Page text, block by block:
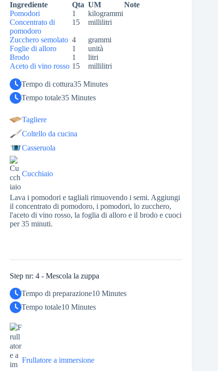
Ingrediente
Qta UM
Note
Pomodori
1
kilogrammi
Concentrato di
pomodoro
15 millilitri
Zucchero semolato 4
grammi
Foglie di alloro
1
unità
Brodo
1
litri
Aceto di vino rosso 15 millilitri
Tempo di cottura35 Minutes
Tempo totale35 Minutes
Tagliere
Coltello da cucina
Casseruola
Cucchiaio
Lava i pomodori e tagliali rimuovendo i semi. Aggiungi
il concentrato di pomodoro, i pomodori, lo zucchero,
l'aceto di vino rosso, la foglia di alloro e il brodo e cuoci
per 35 minuti.
Step nr: 4 - Mescola la zuppa
Tempo di preparazione10 Minutes
Tempo totale10 Minutes
Frullatore a immersione